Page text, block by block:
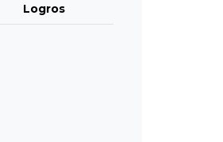
Logros